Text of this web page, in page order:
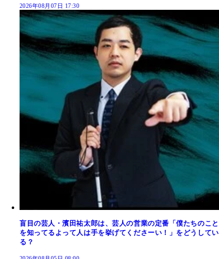
2026年08月07日 17:30
盲目の芸人・濱田祐太郎は、芸人の営業の定番「僕たちのこと
を知ってるよって人は手を挙げてくださーい！」をどうしてい
る？